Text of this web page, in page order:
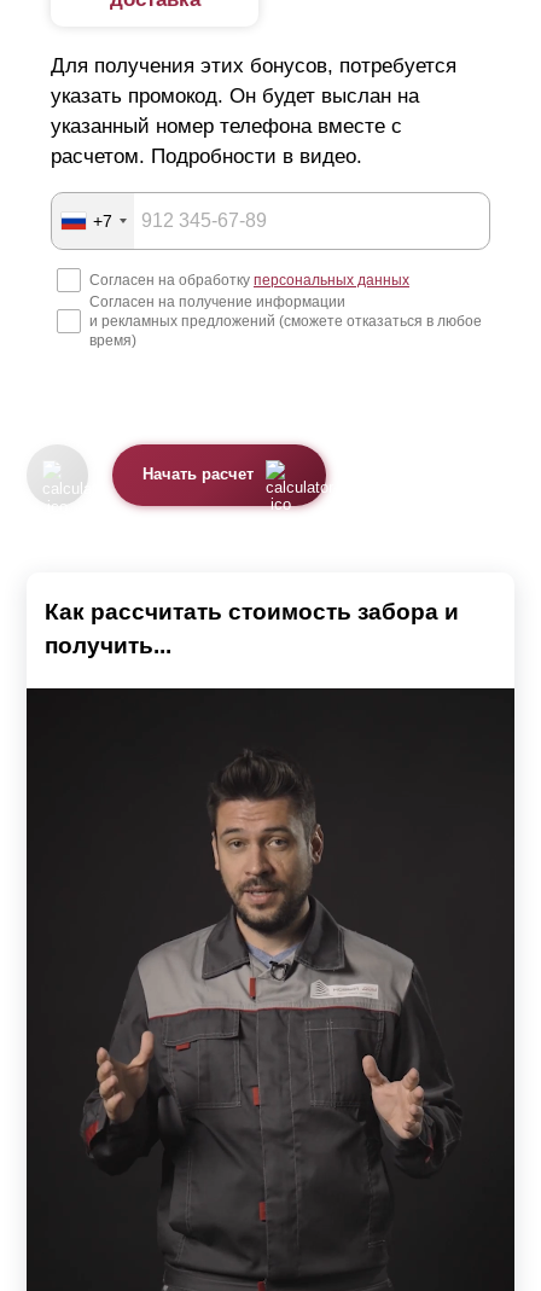
Для получения этих бонусов, потребуется
указать промокод. Он будет выслан на
указанный номер телефона вместе с
расчетом. Подробности в видео.
+7
Согласен на обработку персональных данных
Согласен на получение информации
и рекламных предложений (сможете отказаться в любое
время)
Начать расчет
Как рассчитать стоимость забора и
получить...